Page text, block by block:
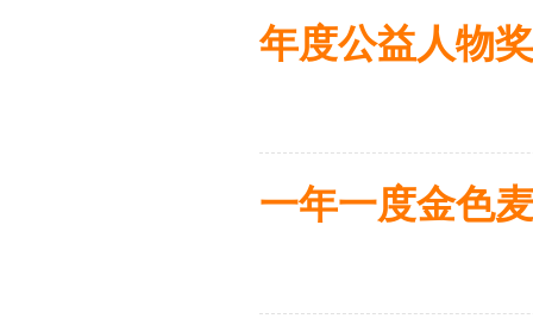
年度公益人物奖
一年一度金色